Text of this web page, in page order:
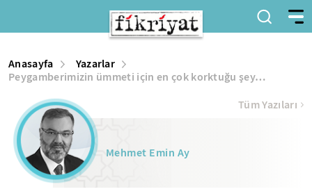
Anasayfa
Yazarlar
Peygamberimizin ümmeti için en çok korktuğu şey…
Mehmet Emin Ay
Tüm Yazıları